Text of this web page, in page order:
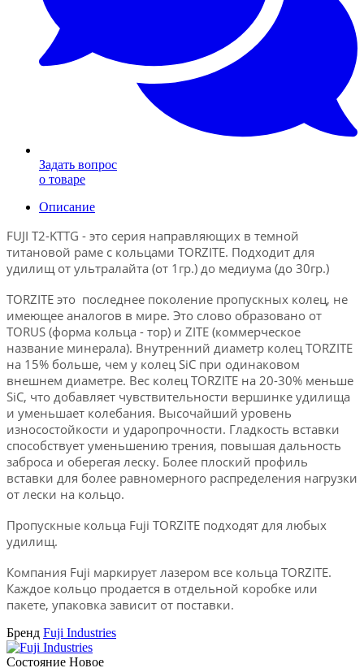
Задать вопрос
о товаре
Описание
FUJI Т2-KTTG - это серия направляющих в темной
титановой раме с кольцами TORZITE. Подходит для
удилищ от ультралайта (от 1гр.) до медиума (до 30гр.)
TORZITE это последнее поколение пропускных колец, не
имеющее аналогов в мире. Это слово образовано от
TORUS (форма кольца - тор) и ZITE (коммерческое
название минерала). Внутренний диаметр колец TORZITE
на 15% больше, чем у колец SiC при одинаковом
внешнем диаметре. Вес колец TORZITE на 20-30% меньше
SiC, что добавляет чувствительности вершинке удилища
и уменьшает колебания. Высочайший уровень
износостойкости и ударопрочности. Гладкость вставки
способствует уменьшению трения, повышая дальность
заброса и оберегая леску. Более плоский профиль
вставки для более равномерного распределения нагрузки
от лески на кольцо.
Пропускные кольца Fuji TORZITE подходят для любых
удилищ.
Компания Fuji маркирует лазером все кольца TORZITE.
Каждое кольцо продается в отдельной коробке или
пакете, упаковка зависит от поставки.
Бренд Fuji Industries
Состояние Новое